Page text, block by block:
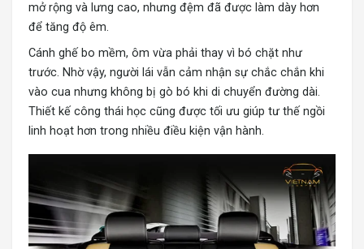
mở rộng và lưng cao, nhưng đệm đã được làm dày hơn
để tăng độ êm.
Cánh ghế bo mềm, ôm vừa phải thay vì bó chặt như
trước. Nhờ vậy, người lái vẫn cảm nhận sự chắc chắn khi
vào cua nhưng không bị gò bó khi di chuyển đường dài.
Thiết kế công thái học cũng được tối ưu giúp tư thế ngồi
linh hoạt hơn trong nhiều điều kiện vận hành.